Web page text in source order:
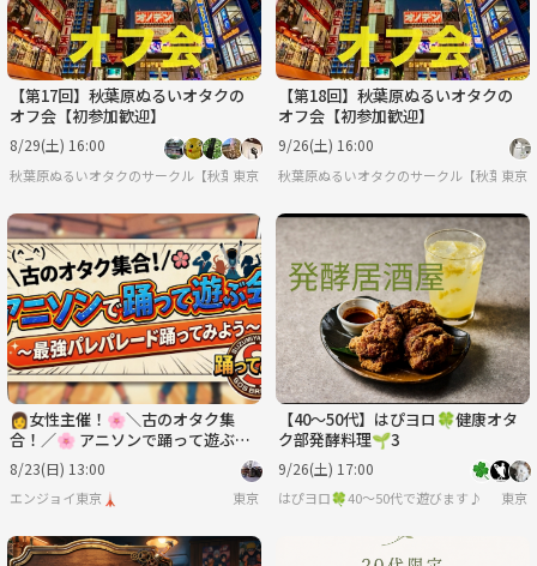
【第17回】秋葉原ぬるいオタクの
オフ会【初参加歓迎】
8/29(土) 16:00
秋葉原ぬるいオタクのサークル【秋葉原ぬるオタオフ会】
東京
【第18回】秋葉原ぬるいオタクの
オフ会【初参加歓迎】
9/26(土) 16:00
秋葉原ぬるいオタクのサークル【秋葉原ぬ
東京
👩女性主催！🌸＼古のオタク集
合！／🌸 アニソンで踊って遊ぶ会
🎵
8/23(日) 13:00
エンジョイ東京🗼 東京
【40〜50代】はぴヨロ🍀健康オタ
ク部発酵料理🌱3
9/26(土) 17:00
はぴヨロ🍀40〜50代で遊びます♪ 東京